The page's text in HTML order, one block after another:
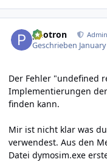
photron
Geschrieben
Der Fehler "undefined
Implementierungen
finden kann.
Mir ist nicht klar was
verwendest. Aus den
Datei dymosim.exe